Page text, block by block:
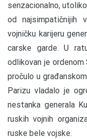
senzacionalno,
od najsimpatičnijih
vojničku karijeru
carske garde. U
odlikovan je
pročulo u
Parizu vladalo je
nestanka generala
ruskih vojnih
ruske bele vojske.